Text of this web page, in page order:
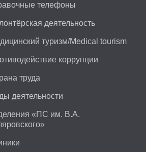
телефоны
деятельность
туризм/Medical tourism
коррупции
труда
деятельности
«ПС им. В.А.